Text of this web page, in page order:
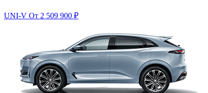
UNI-V От 2 509 900 ₽